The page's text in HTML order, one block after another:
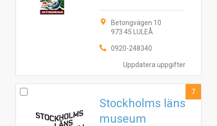
Uppdatera uppgifter
Betongvägen 10
973 45 LULEÅ
0920-248340
Stockholms läns
museum
7